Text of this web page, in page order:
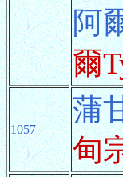
阿
爾
1057
蒲
甸